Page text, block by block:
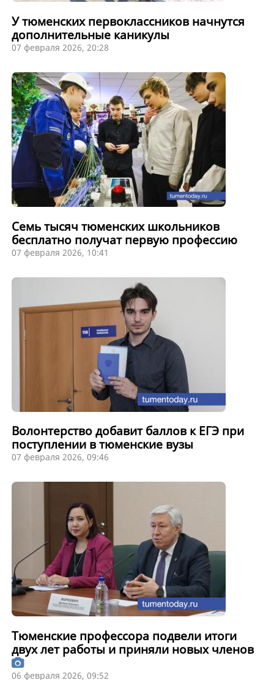
У тюменских первоклассников начнутся
дополнительные каникулы
07 февраля 2026, 20:28
Семь тысяч тюменских школьников
бесплатно получат первую профессию
07 февраля 2026, 10:41
Волонтерство добавит баллов к ЕГЭ при
поступлении в тюменские вузы
07 февраля 2026, 09:46
Тюменские профессора подвели итоги
двух лет работы и приняли новых членов
06 февраля 2026, 09:52